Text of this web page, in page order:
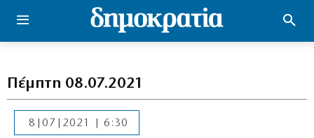
Πέμπτη 08.07.2021
8|07|2021 | 6:30